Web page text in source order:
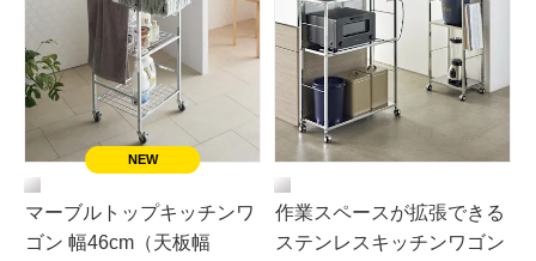
マーブルトップキッチンワ
ゴン 幅46cm（天板幅
作業スペースが拡張できる
ステンレスキッチンワゴン